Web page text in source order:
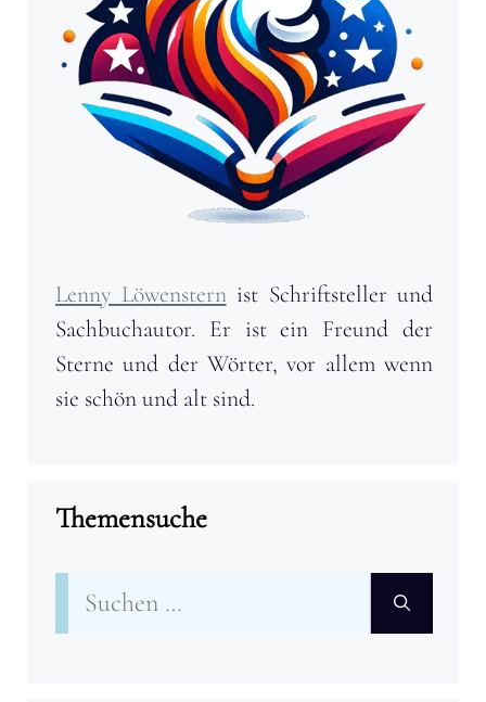
Lenny Löwensternist Schriftsteller und
Sachbuchautor. Er ist ein Freund der
Sterne und der Wörter, vor allem wenn
sie schön und alt sind.
Themensuche
Suchen
nach: